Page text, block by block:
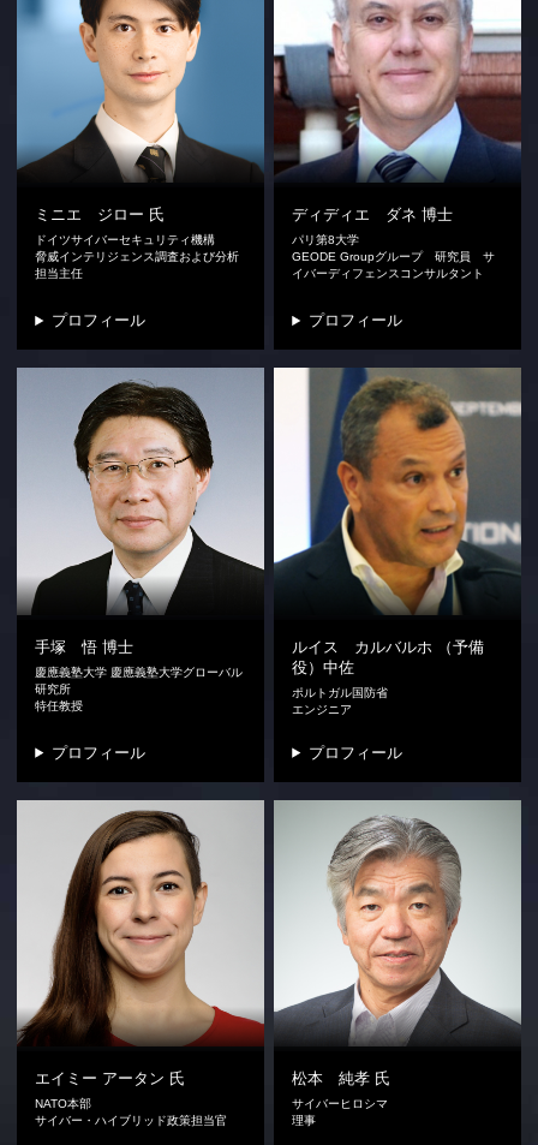
ミニエ ジロー 氏
ドイツサイバーセキュリティ機構
脅威インテリジェンス調査および分析
担当主任
プロフィール
ディディエ ダネ 博士
パリ第8大学
GEODE Groupグループ 研究員 サ
イバーディフェンスコンサルタント
プロフィール
手塚 悟 博士
慶應義塾大学 慶應義塾大学グローバル
研究所
特任教授
プロフィール
ルイス カルバルホ （予備
役）中佐
ポルトガル国防省
エンジニア
プロフィール
エイミー アータン 氏
NATO本部
サイバー・ハイブリッド政策担当官
松本 純孝 氏
サイバーヒロシマ
理事